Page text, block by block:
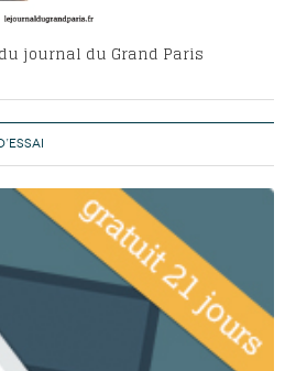
journal du Grand Paris